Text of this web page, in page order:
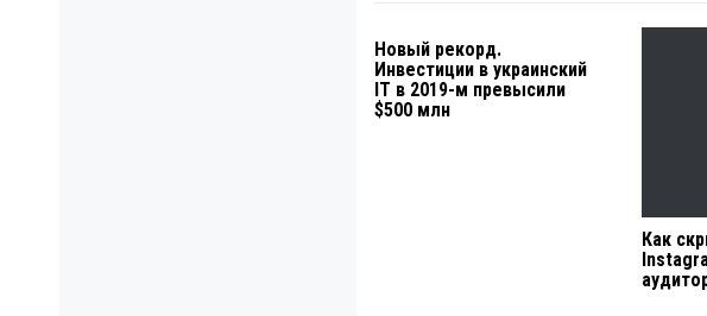
Новый рекорд.
Инвестиции в украинский
IT в 2019-м превысили
$500 млн
Как